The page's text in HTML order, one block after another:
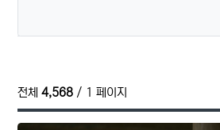
전체 4,568 / 1 페이지